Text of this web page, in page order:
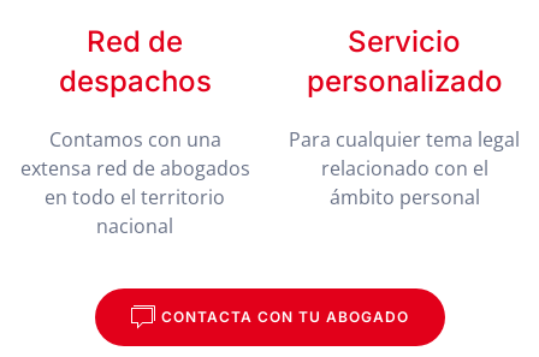
Red de
despachos
Contamos con una
extensa red de abogados
en todo el territorio
nacional
Servicio
personalizado
Para cualquier tema legal
relacionado con el
ámbito personal
CONTACTA CON TU ABOGADO